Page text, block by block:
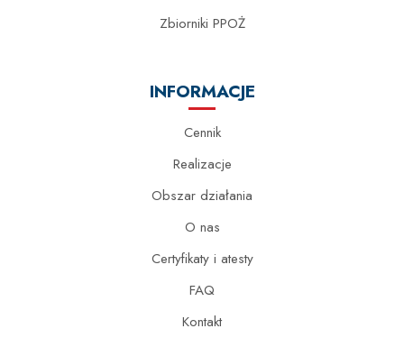
Zbiorniki PPOŻ
INFORMACJE
Cennik
Realizacje
Obszar działania
O nas
Certyfikaty i atesty
FAQ
Kontakt